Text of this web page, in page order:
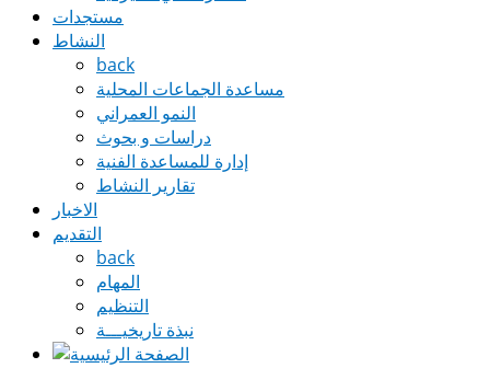
مستجدات
النشاط
back
مساعدة الجماعات المحلية
النمو العمراني
دراسات و بحوث
إدارة للمساعدة الفنية
تقارير النشاط
الاخبار
التقديم
back
المهام
التنظيم
نبذة تاريخيـــة